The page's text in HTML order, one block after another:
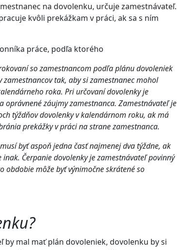
na dovolenku, určuje zamestnávateľ.
kvôli prekážkam v práci, ak sa s ním
práce, podľa ktorého
so zamestnancom podľa plánu dovoleniek
tak, aby si zamestnanec mohol
roka. Pri určovaní dovolenky je
záujmy zamestnanca. Zamestnávateľ je
týždňov dovolenky v kalendárnom roku, ak má
prekážky v práci na strane zamestnanca.
byť aspoň jedna časť najmenej dva týždne, ak
Čerpanie dovolenky je zamestnávateľ povinný
obdobie môže byť výnimočne skrátené so
by mal mať plán dovoleniek, dovolenku by si